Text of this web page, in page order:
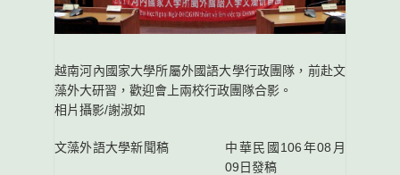
越南河內國家大學所屬外國語大學行政團隊，前赴文
藻外大研習，歡迎會上兩校行政團隊合影。
相片攝影/謝淑如
文藻外語大學新聞稿 中華民國106年08月
09日發稿